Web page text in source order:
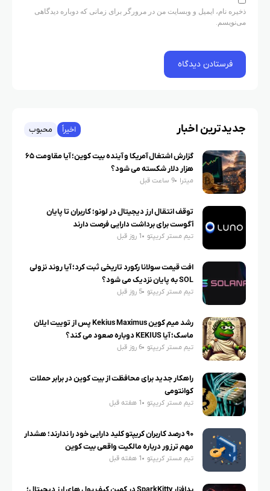
ذخیره نام، ایمیل و وبسایت من در مرورگر برای زمانی که دوباره دیدگاهی
می‌نویسم.
جدیدترین اخبار اخیراً محبوب
گزارش اشتغال آمریکا و آینده بیت کوین؛ آیا مقاومت ۶۵
هزار دلار شکسته می شود؟
میترا 9 ساعت قبل
توقف انتقال ارز دیجیتال در لونو؛ کاربران تا پایان
آگوست برای برداشت دارایی فرصت دارند
تیم مستر کریپتو 1 روز قبل
افت قیمت سولانا رکورد تاریخی ثبت کرد؛ آیا روند نزولی
SOL به پایان نزدیک می شود؟
تیم مستر کریپتو 5 روز قبل
رشد میم کوین Kekius Maximus پس از توییت ایلان
ماسک؛ آیا KEKIUS دوباره صعود می کند؟
تیم مستر کریپتو 6 روز قبل
راهکار جدید برای محافظت از بیت کوین در برابر حملات
کوانتومی
تیم مستر کریپتو 1 هفته قبل
۹۰ درصد کاربران کریپتو کلید دارایی خود را ندارند؛ هشدار
مهم ترزور درباره مالکیت واقعی بیت کوین
تیم مستر کریپتو 1 هفته قبل